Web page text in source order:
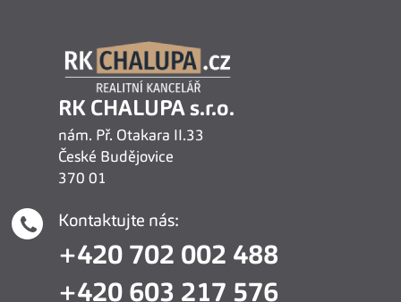
RK CHALUPA s.r.o.
nám. Př. Otakara II.33
České Budějovice
370 01
Kontaktujte nás:
+420 702 002 488
+420 603 217 576